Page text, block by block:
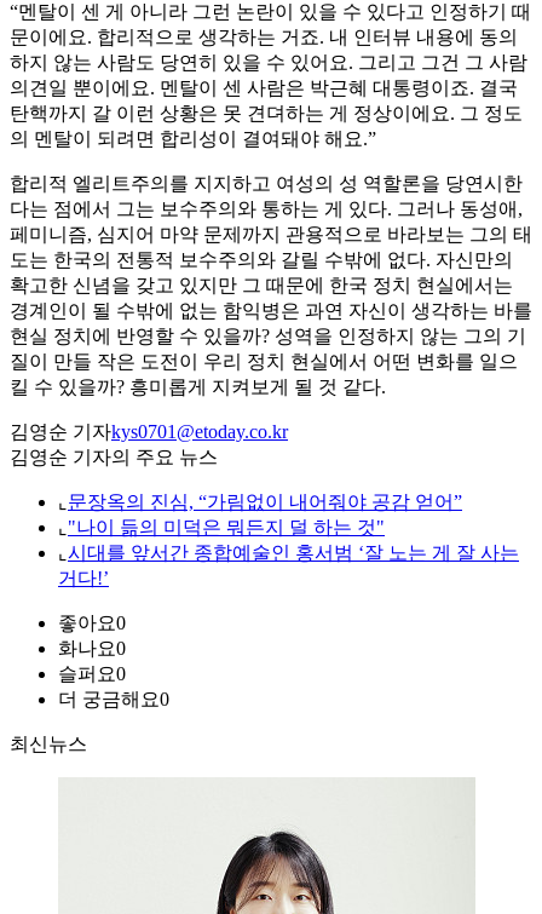
“멘탈이 센 게 아니라 그런 논란이 있을 수 있다고 인정하기 때
문이에요. 합리적으로 생각하는 거죠. 내 인터뷰 내용에 동의
하지 않는 사람도 당연히 있을 수 있어요. 그리고 그건 그 사람
의견일 뿐이에요. 멘탈이 센 사람은 박근혜 대통령이죠. 결국
탄핵까지 갈 이런 상황은 못 견뎌하는 게 정상이에요. 그 정도
의 멘탈이 되려면 합리성이 결여돼야 해요.”
합리적 엘리트주의를 지지하고 여성의 성 역할론을 당연시한
다는 점에서 그는 보수주의와 통하는 게 있다. 그러나 동성애,
페미니즘, 심지어 마약 문제까지 관용적으로 바라보는 그의 태
도는 한국의 전통적 보수주의와 갈릴 수밖에 없다. 자신만의
확고한 신념을 갖고 있지만 그 때문에 한국 정치 현실에서는
경계인이 될 수밖에 없는 함익병은 과연 자신이 생각하는 바를
현실 정치에 반영할 수 있을까? 성역을 인정하지 않는 그의 기
질이 만들 작은 도전이 우리 정치 현실에서 어떤 변화를 일으
킬 수 있을까? 흥미롭게 지켜보게 될 것 같다.
김영순 기자kys0701@etoday.co.kr
김영순 기자의 주요 뉴스
⌞ 문장옥의 진심, “가림없이 내어줘야 공감 얻어”
⌞ "나이 듦의 미덕은 뭐든지 덜 하는 것"
⌞ 시대를 앞서간 종합예술인 홍서범 ‘잘 노는 게 잘 사는
거다!’
좋아요0
화나요0
슬퍼요0
더 궁금해요0
최신뉴스